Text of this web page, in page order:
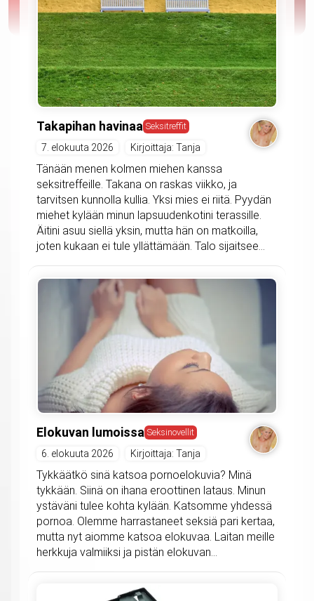
Takapihan havinaa Seksitreffit
7. elokuuta 2026 Kirjoittaja: Tanja
Tänään menen kolmen miehen kanssa
seksitreffeille. Takana on raskas viikko, ja
tarvitsen kunnolla kullia. Yksi mies ei riitä. Pyydän
miehet kylään minun lapsuudenkotini terassille.
Äitini asuu siellä yksin, mutta hän on matkoilla,
joten kukaan ei tule yllättämään. Talo sijaitsee...
Elokuvan lumoissa Seksinovellit
6. elokuuta 2026 Kirjoittaja: Tanja
Tykkäätkö sinä katsoa pornoelokuvia? Minä
tykkään. Siinä on ihana eroottinen lataus. Minun
ystäväni tulee kohta kylään. Katsomme yhdessä
pornoa. Olemme harrastaneet seksiä pari kertaa,
mutta nyt aiomme katsoa elokuvaa. Laitan meille
herkkuja valmiiksi ja pistän elokuvan...